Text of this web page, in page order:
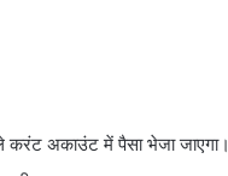
करंट अकाउंट में पैसा भेजा जाएगा।